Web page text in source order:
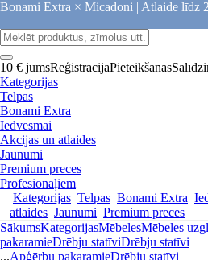
Bonami Extra × Micadoni | Atlaide līdz
10 € jumsReģistrācijaPieteikšanās
Kategorijas
Telpas
Bonami Extra
Iedvesmai
Akcijas un atlaides
Jaunumi
Premium preces
Profesionāļiem
Kategorijas Telpas Bonami Extra
atlaides Jaunumi Premium preces
SākumsKategorijasMēbelesMēbeles
pakaramieDrēbju statīviDrēbju statīvi
...Apģērbu pakaramieDrēbju statīvi